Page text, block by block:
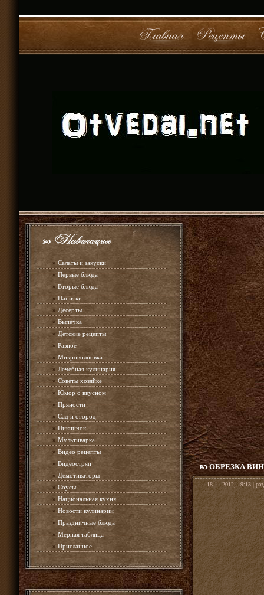
» Салаты и закуски
» Первые блюда
» Вторые блюда
» Напитки
»Десерты
» Выпечка
» Детские рецепты
» Разное
» Микроволновка
» Лечебная кулинария
» Советы хозяйке
» Юмор о вкусном
» Пряности
» Сад и огород
» Пикничок
» Мультиварка
» Видео рецепты
» Видеостряп
» Демотиваторы
» Соусы
» Национальная кухня
» Новости кулинарии
» Праздничные блюда
» Мерная таблица
» Присланное
ОБРЕЗКА
18-11-2012, 19:13 |